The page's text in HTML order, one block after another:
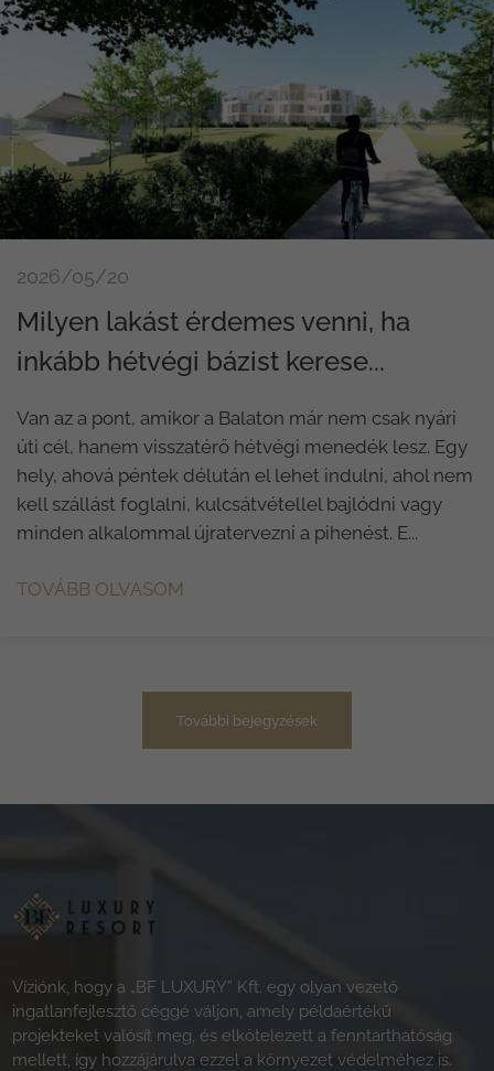
2026/05/20
Milyen lakást érdemes venni, ha
inkább hétvégi bázist kerese...
Van az a pont, amikor a Balaton már nem csak nyári
úti cél, hanem visszatérő hétvégi menedék lesz. Egy
hely, ahová péntek délután el lehet indulni, ahol nem
kell szállást foglalni, kulcsátvétellel bajlódni vagy
minden alkalommal újratervezni a pihenést. E...
TOVÁBB OLVASOM
További bejegyzések
Víziónk, hogy a „BF LUXURY” Kft. egy olyan vezető
ingatlanfejlesztő céggé váljon, amely példaértékű
projekteket valósít meg, és elkötelezett a fenntarthatóság
mellett, így hozzájárulva ezzel a környezet védelméhez is.